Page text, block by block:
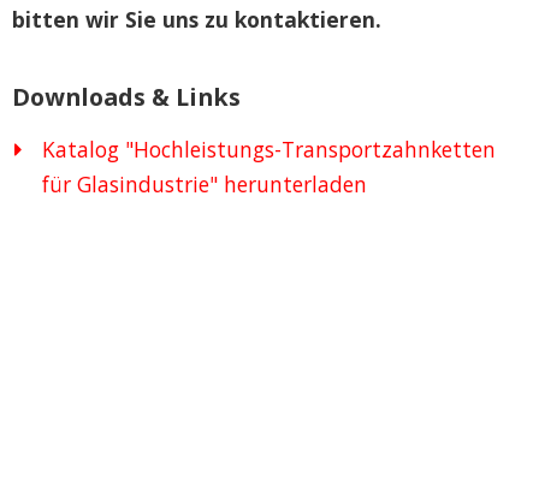
bitten wir Sie uns zu kontaktieren.
Downloads & Links
Katalog "Hochleistungs-Transportzahnketten
für Glasindustrie" herunterladen